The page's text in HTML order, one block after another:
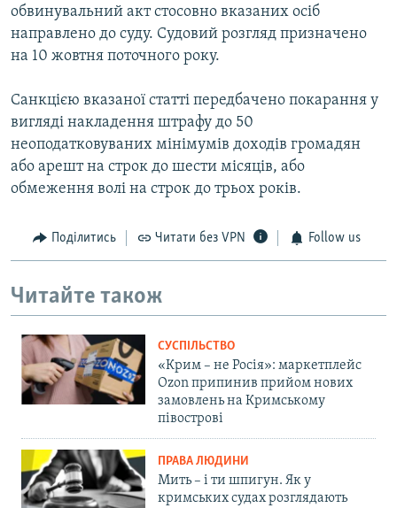
обвинувальний акт стосовно вказаних осіб
направлено до суду. Судовий розгляд призначено
на 10 жовтня поточного року.
Санкцією вказаної статті передбачено покарання у
вигляді накладення штрафу до 50
неоподатковуваних мінімумів доходів громадян
або арешт на строк до шести місяців, або
обмеження волі на строк до трьох років.
Поділитись Читати без VPN Follow us
Читайте також
СУСПІЛЬСТВО
«Крим – не Росія»: маркетплейс
Ozon припинив прийом нових
замовлень на Кримському
півострові
ПРАВА ЛЮДИНИ
Мить – і ти шпигун. Як у
кримських судах розглядають